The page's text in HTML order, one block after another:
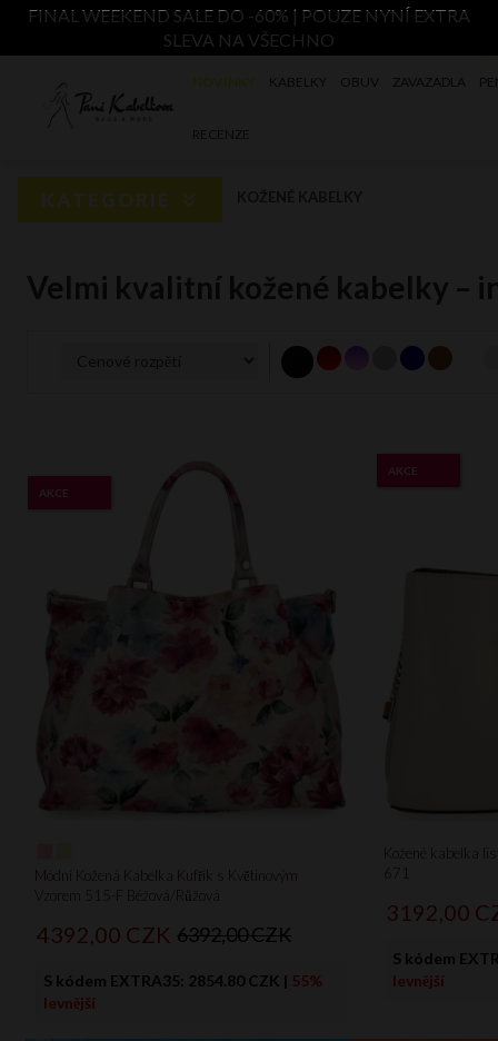
FINAL WEEKEND SALE DO -60% | POUZE NYNÍ EXTRA
SLEVA NA VŠECHNO
NOVINKY KABELKY OBUV ZAVAZADLA
RECENZE
KATEGORIE
Velmi kvalitní kožené kabelky –
Módní Kožená Kabelka Kufřík s Květinovým
Vzorem 515-F Béžová/Růžová
AKCE
4392, 00 CZK 6392,00 CZK
S kódem EXTRA35: 2854.80 CZK | 55%
levnější
Kožené kabelka
671
AKCE
3192, 00
S kódem
levnější